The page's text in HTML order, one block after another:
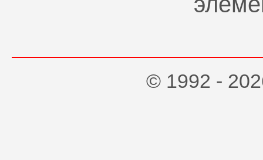
© 1992 -